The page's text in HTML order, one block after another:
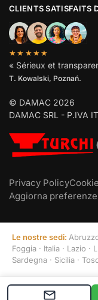
CLIENTS SATISFAITS
★★★★★
« Sérieux et
T. Kowalski, Poznań.
© DAMAC 2026
DAMAC SRL - P.IVA
Privacy Policy
Aggiorna
Le nostre sedi:
Foggia · Italia · Lazio ·
Sardegna · Sicilia ·